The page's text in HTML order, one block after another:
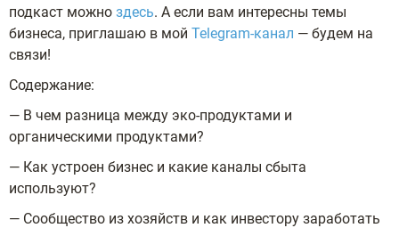
подкаст можно здесь. А если вам интересны темы
бизнеса, приглашаю в мой Telegram-канал — будем на
связи!
Содержание:
— В чем разница между эко-продуктами и
органическими продуктами?
— Как устроен бизнес и какие каналы сбыта
используют?
— Сообщество из хозяйств и как инвестору заработать